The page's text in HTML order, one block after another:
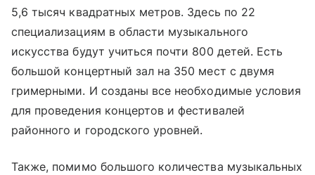
5,6 тысяч квадратных метров. Здесь по 22
специализациям в области музыкального
искусства будут учиться почти 800 детей. Есть
большой концертный зал на 350 мест с двумя
гримерными. И созданы все необходимые условия
для проведения концертов и фестивалей
районного и городского уровней.
Также, помимо большого количества музыкальных